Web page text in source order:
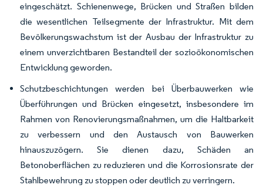
eingeschätzt. Schienenwege, Brücken und Straßen bilden
die wesentlichen Teilsegmente der Infrastruktur. Mit dem
Bevölkerungswachstum ist der Ausbau der Infrastruktur zu
einem unverzichtbaren Bestandteil der sozioökonomischen
Entwicklung geworden.
Schutzbeschichtungen werden bei Überbauwerken wie
Überführungen und Brücken eingesetzt, insbesondere im
Rahmen von Renovierungsmaßnahmen, um die Haltbarkeit
zu verbessern und den Austausch von Bauwerken
hinauszuzögern. Sie dienen dazu, Schäden an
Betonoberflächen zu reduzieren und die Korrosionsrate der
Stahlbewehrung zu stoppen oder deutlich zu verringern.